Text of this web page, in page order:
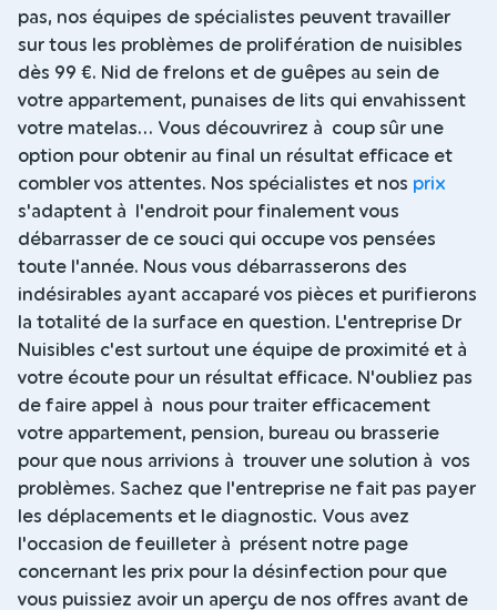
pas, nos équipes de spécialistes peuvent travailler
sur tous les problèmes de prolifération de nuisibles
dès 99 €. Nid de frelons et de guêpes au sein de
votre appartement, punaises de lits qui envahissent
votre matelas... Vous découvrirez à coup sûr une
option pour obtenir au final un résultat efficace et
combler vos attentes. Nos spécialistes et nos prix
s'adaptent à l'endroit pour finalement vous
débarrasser de ce souci qui occupe vos pensées
toute l'année. Nous vous débarrasserons des
indésirables ayant accaparé vos pièces et purifierons
la totalité de la surface en question. L'entreprise Dr
Nuisibles c'est surtout une équipe de proximité et à
votre écoute pour un résultat efficace. N'oubliez pas
de faire appel à nous pour traiter efficacement
votre appartement, pension, bureau ou brasserie
pour que nous arrivions à trouver une solution à vos
problèmes. Sachez que l'entreprise ne fait pas payer
les déplacements et le diagnostic. Vous avez
l'occasion de feuilleter à présent notre page
concernant les prix pour la désinfection pour que
vous puissiez avoir un aperçu de nos offres avant de